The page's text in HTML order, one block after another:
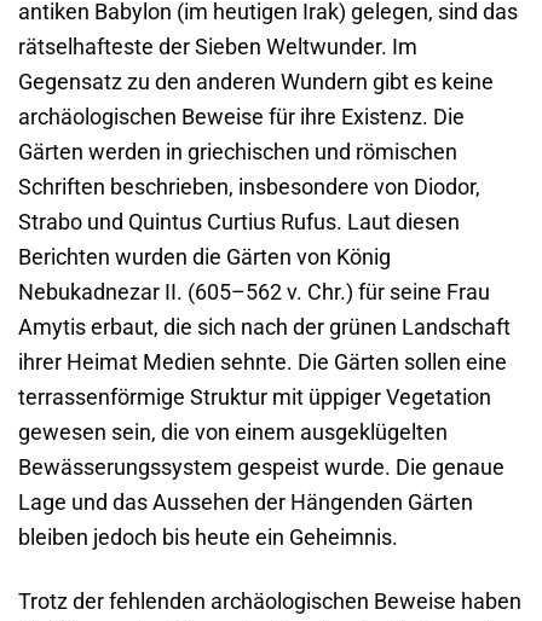
antiken Babylon (im heutigen Irak) gelegen, sind das
rätselhafteste der Sieben Weltwunder. Im
Gegensatz zu den anderen Wundern gibt es keine
archäologischen Beweise für ihre Existenz. Die
Gärten werden in griechischen und römischen
Schriften beschrieben, insbesondere von Diodor,
Strabo und Quintus Curtius Rufus. Laut diesen
Berichten wurden die Gärten von König
Nebukadnezar II. (605–562 v. Chr.) für seine Frau
Amytis erbaut, die sich nach der grünen Landschaft
ihrer Heimat Medien sehnte. Die Gärten sollen eine
terrassenförmige Struktur mit üppiger Vegetation
gewesen sein, die von einem ausgeklügelten
Bewässerungssystem gespeist wurde. Die genaue
Lage und das Aussehen der Hängenden Gärten
bleiben jedoch bis heute ein Geheimnis.
Trotz der fehlenden archäologischen Beweise haben